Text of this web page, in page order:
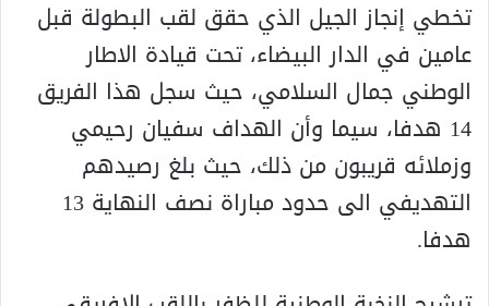
تخطي إنجاز الجيل الذي حقق لقب البطولة قبل
عامين في الدار البيضاء، تحت قيادة الاطار
الوطني جمال السلامي، حيث سجل هذا الفريق
14 هدفا، سيما وأن الهداف سفيان رحيمي
وزملائه قريبون من ذلك، حيث بلغ رصيدهم
التهديفي الى حدود مباراة نصف النهاية 13
هدفا.